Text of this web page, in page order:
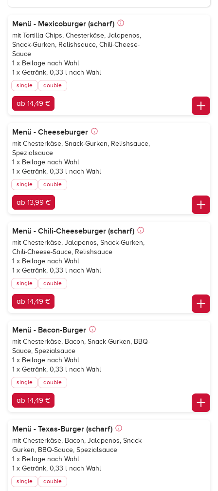
Menü - Mexicoburger (scharf)
mit Tortilla Chips, Chesterkäse, Jalapenos,
Snack-Gurken, Relishsauce, Chili-Cheese-
Sauce
1 x Beilage nach Wahl
1 x Getränk, 0,33 l nach Wahl
single double
ab 14,49 €
Menü - Cheeseburger
mit Chesterkäse, Snack-Gurken, Relishsauce,
Spezialsauce
1 x Beilage nach Wahl
1 x Getränk, 0,33 l nach Wahl
single double
ab 13,99 €
Menü - Chili-Cheeseburger (scharf)
mit Chesterkäse, Jalapenos, Snack-Gurken,
Chili-Cheese-Sauce, Relishsauce
1 x Beilage nach Wahl
1 x Getränk, 0,33 l nach Wahl
single double
ab 14,49 €
Menü - Bacon-Burger
mit Chesterkäse, Bacon, Snack-Gurken, BBQ-
Sauce, Spezialsauce
1 x Beilage nach Wahl
1 x Getränk, 0,33 l nach Wahl
single double
ab 14,49 €
Menü - Texas-Burger (scharf)
mit Chesterkäse, Bacon, Jalapenos, Snack-
Gurken, BBQ-Sauce, Spezialsauce
1 x Beilage nach Wahl
1 x Getränk, 0,33 l nach Wahl
single double